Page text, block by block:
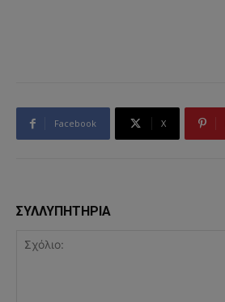
Facebook X
ΣΥΛΛΥΠΗΤΗΡΙΑ